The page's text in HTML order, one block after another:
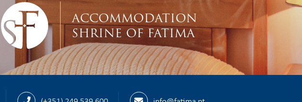
ACCOMMODATION
SHRINE OF FATIMA